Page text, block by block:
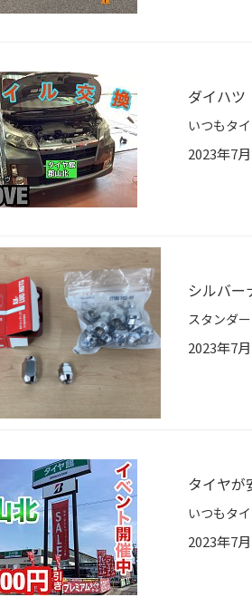
ダイハ
2023年7
シルバー
2023年7
タイヤが
2023年7